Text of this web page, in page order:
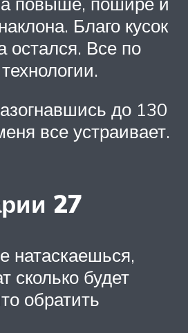
Благо кусок
остался. Все по
до 130
все устраивает.
27
натаскаешься,
сколько будет
обратить